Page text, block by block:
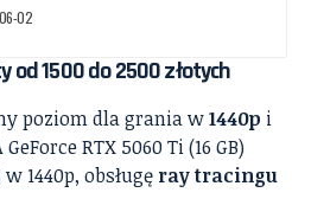
02
od 1500 do 2500 złotych
poziom dla grania w1440p i
RTX 5060 Ti (16 GB)
1440p, obsługę ray tracingu